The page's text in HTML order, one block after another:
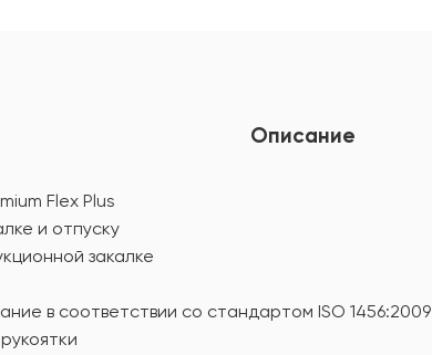
Описание
Flex Plus
и отпуску
закалке
в соответствии со стандартом ISO 1456:2009